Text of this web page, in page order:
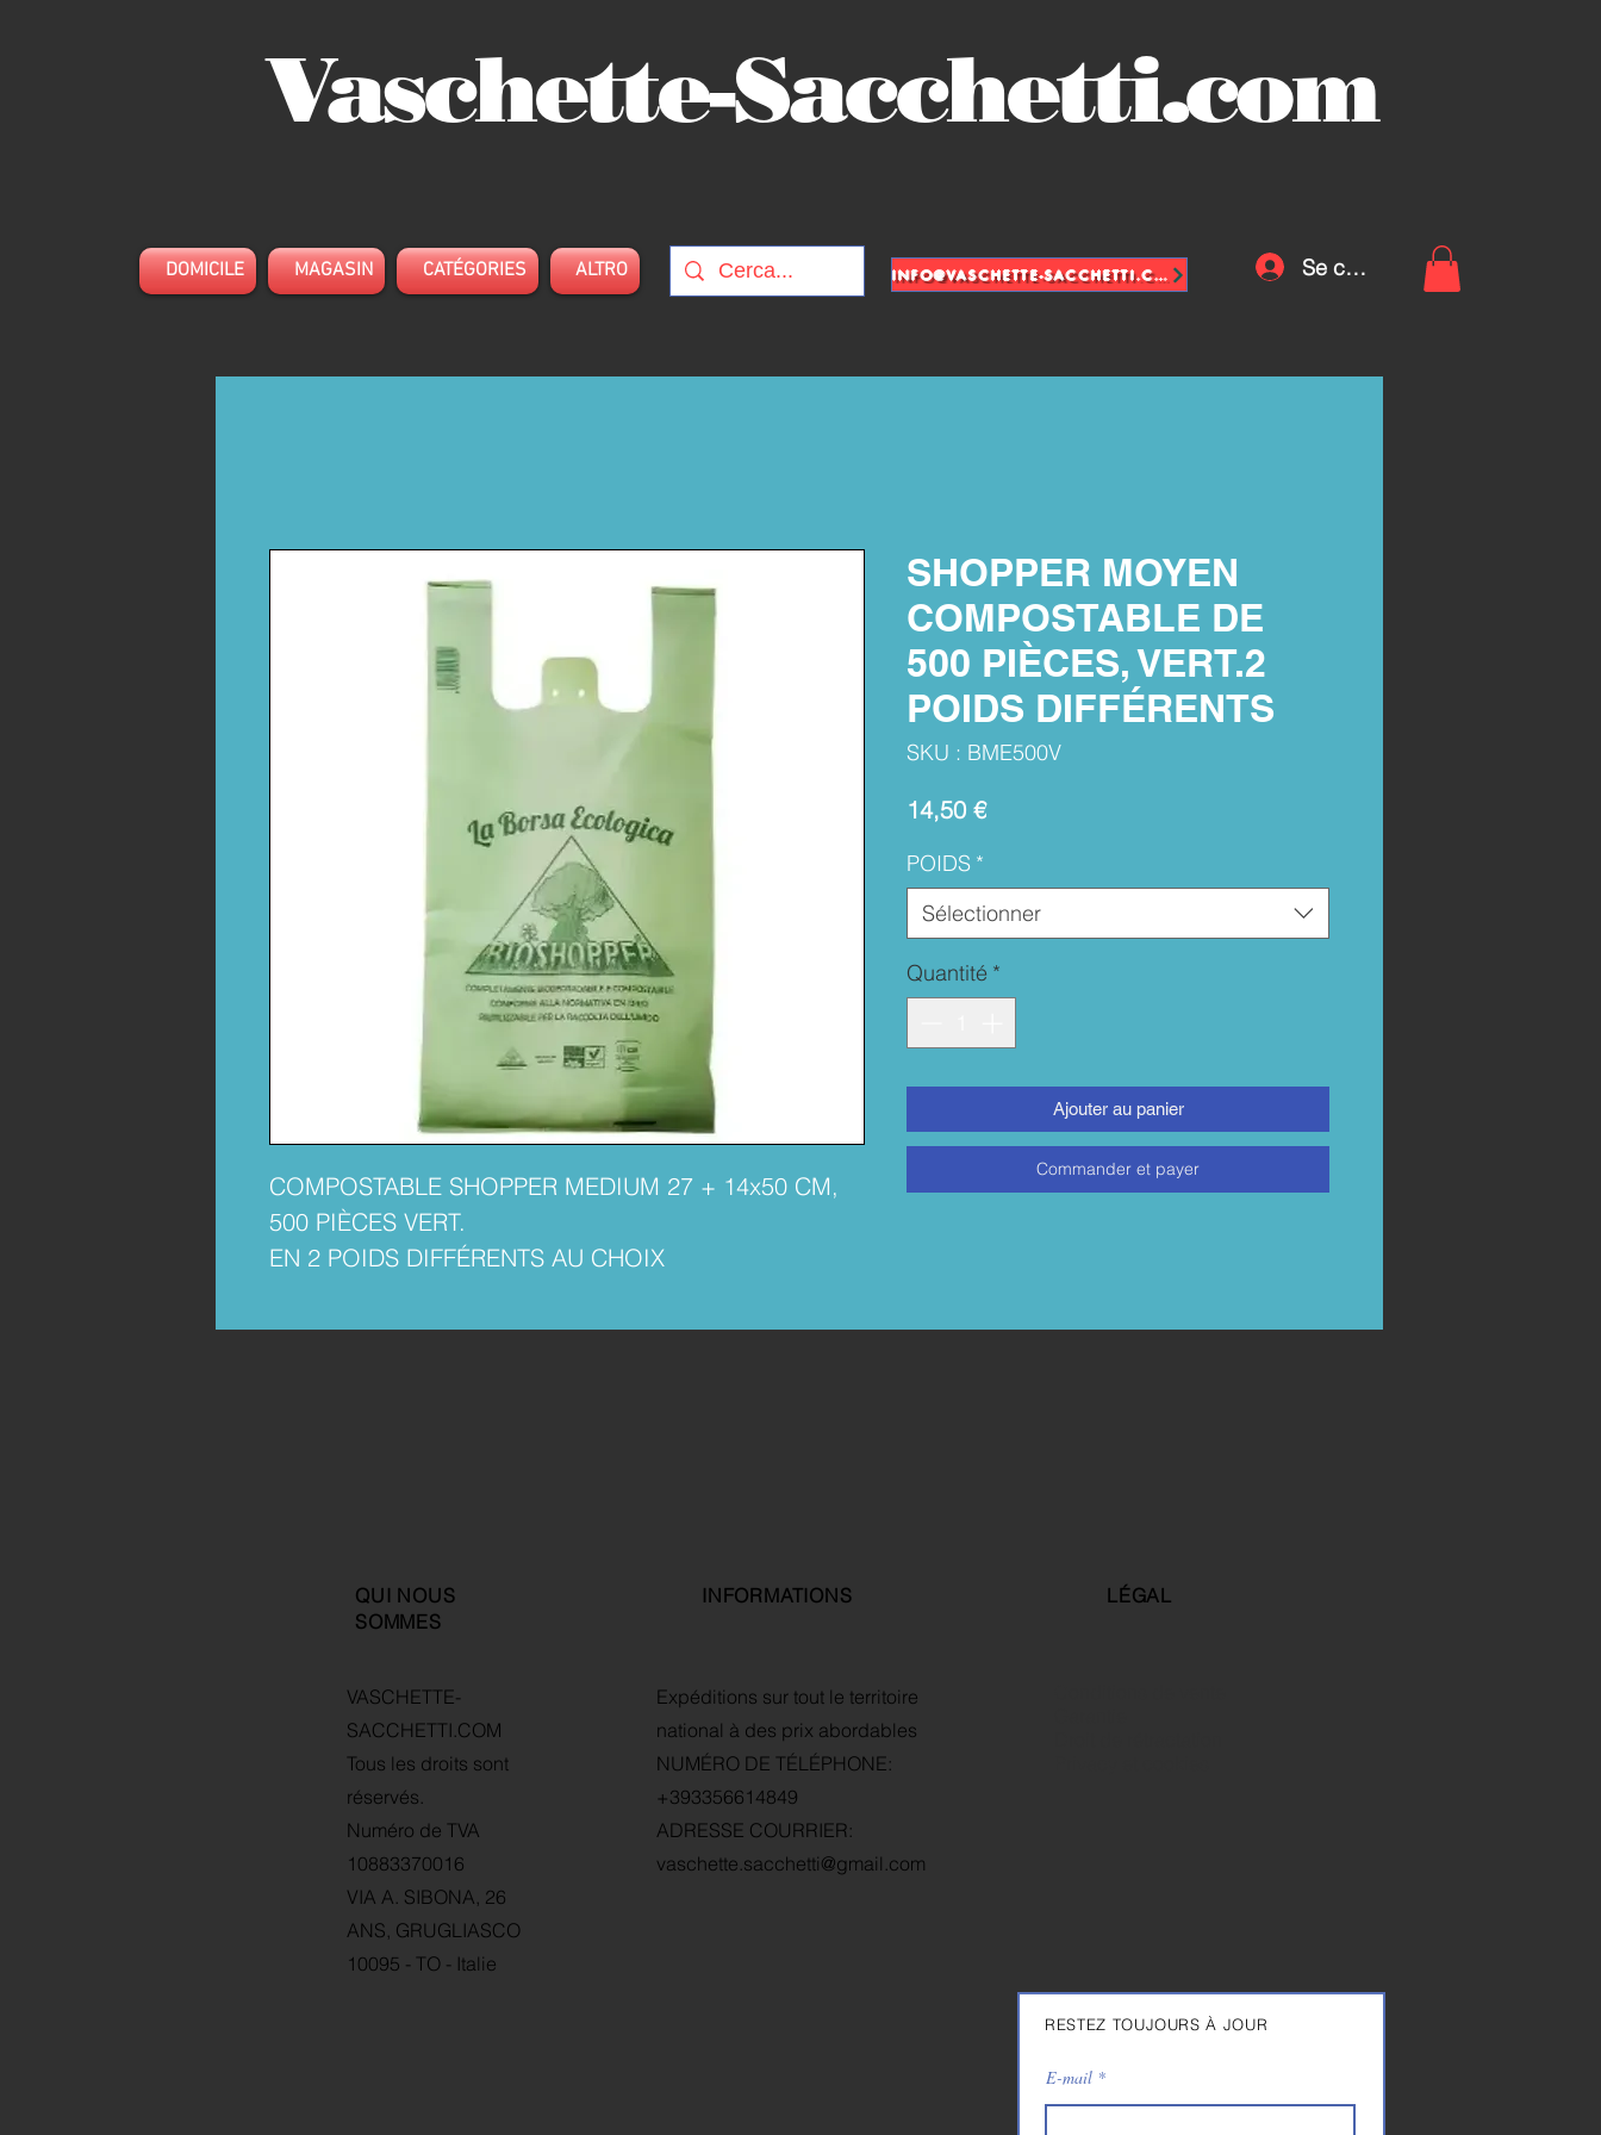
Vaschette-Sacchetti.com
DOMICILE MAGASIN CATÉGORIES ALTRO INFO@VASCHETTE-SACCHETTI.COM Se connecter
COMPOSTABLE SHOPPER MEDIUM 27 + 14x50 CM,
500 PIÈCES VERT.
EN 2 POIDS DIFFÉRENTS AU CHOIX
SHOPPER MOYEN
COMPOSTABLE DE
500 PIÈCES, VERT.2
POIDS DIFFÉRENTS
SKU : BME500V
14,50 €Prix
POIDS *
Sélectionner
Quantité *
Ajouter au panier
Commander et payer
QUI NOUS
SOMMES
VASCHETTE-
SACCHETTI.COM
Tous les droits sont
réservés.
Numéro de TVA
10883370016
VIA A. SIBONA, 26
ANS, GRUGLIASCO
10095 - TO - Italie
INFORMATIONS
Expéditions sur tout le territoire
national à des prix abordables
NUMÉRO DE TÉLÉPHONE:
+393356614849
ADRESSE COURRIER:
vaschette.sacchetti@gmail.com
LÉGAL
RESTEZ TOUJOURS À JOUR
E-mail